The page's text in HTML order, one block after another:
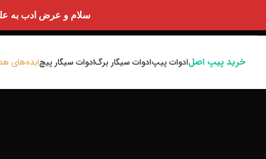
سلام و عرض ادب به علت
خرید پیپ اصلادوات پیپادوات سیگار برگادوات سیگار پیچایده‌های